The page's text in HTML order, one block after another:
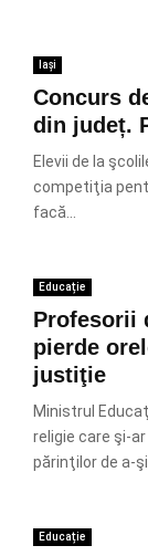
Iași
Concurs
din județ.
Elevii de la
competiţia
facă...
Educație
Profesorii
pierde
justiţie
Ministrul
religie care şi-
părinţilor de a-şi
Educație